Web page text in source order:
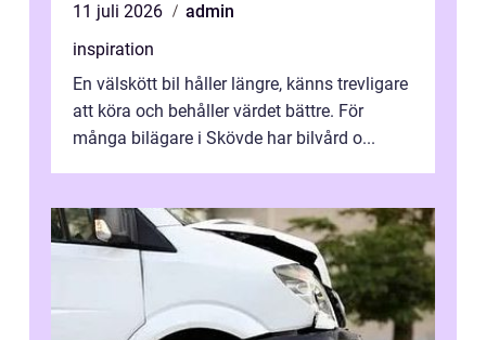
11 juli 2026
admin
inspiration
En välskött bil håller längre, känns trevligare
att köra och behåller värdet bättre. För
många bilägare i Skövde har bilvård o...